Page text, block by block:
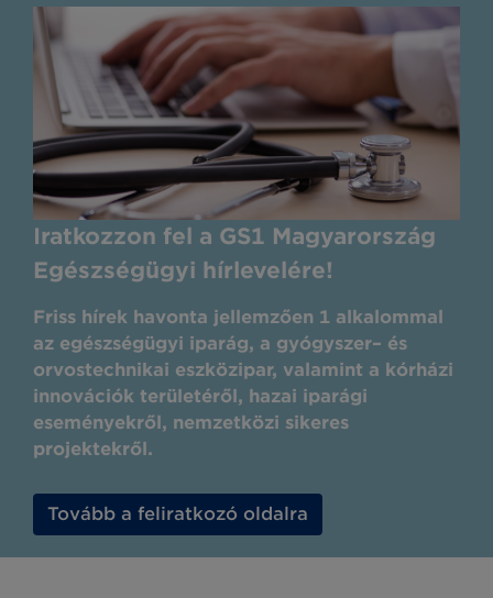
Iratkozzon fel a GS1 Magyarország
Egészségügyi hírlevelére!
Friss hírek havonta jellemzően 1 alkalommal
az egészségügyi iparág, a gyógyszer– és
orvostechnikai eszközipar, valamint a kórházi
innovációk területéről, hazai iparági
eseményekről, nemzetközi sikeres
projektekről.
Tovább a feliratkozó oldalra